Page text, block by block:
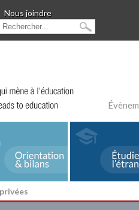
Nous joindre